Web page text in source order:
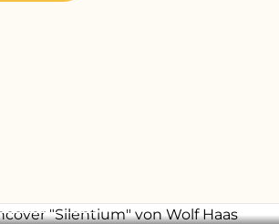
Grundbildung